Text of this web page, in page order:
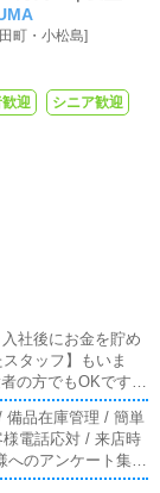
町・小松島]
迎
シニア歓迎
社後にお金を貯め
タッフ】もいま
の方でもOKです。
プライベート重視
フ》(未経験者様大
未経験者は３ヶ月の
用期間あり）■試用
備品在庫管理 / 簡単
電話応対 / 来店時
へのアンケート集計
業務。清掃業務等